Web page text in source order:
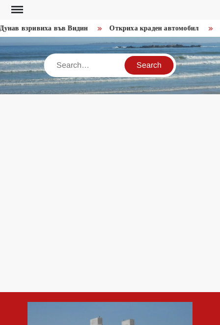
Skip
content
взривиха във Видин Откриха краден автомобил
Search